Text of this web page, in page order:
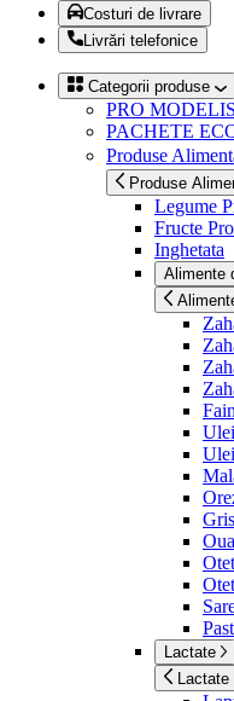
Costuri de livrare
Livrări telefonice
Categorii produse
PRO
PACHETE
Produse
Produse
Legume
Fructe
Inghetata
Alimente
Oua
Lactate
Lactate